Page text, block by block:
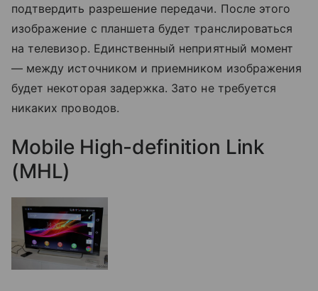
подтвердить разрешение передачи. После этого
изображение с планшета будет транслироваться
на телевизор. Единственный неприятный момент
— между источником и приемником изображения
будет некоторая задержка. Зато не требуется
никаких проводов.
Mobile High-definition Link
(MHL)